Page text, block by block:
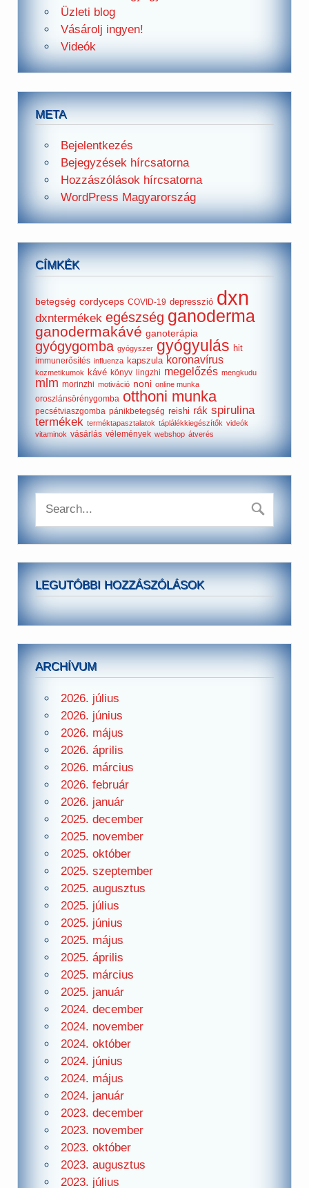
Üzleti blog
Vásárolj ingyen!
Videók
META
Bejelentkezés
Bejegyzések hírcsatorna
Hozzászólások hírcsatorna
WordPress Magyarország
CÍMKÉK
betegség cordyceps COVID-19 depresszió dxn
dxntermékek egészség ganoderma
ganodermakávé ganoterápia
gyógygomba gyógyszer gyógyulás hit
immunerősítés influenza kapszula koronavírus
kozmetikumok kávé könyv lingzhi megelőzés mengkudu
mlm morinzhi motiváció noni online munka
oroszlánsörénygomba otthoni munka
pecsétviaszgomba pánikbetegség reishi rák spirulina
termékek terméktapasztalatok táplálékkiegészítők videók
vitaminok vásárlás vélemények webshop átverés
LEGUTÓBBI HOZZÁSZÓLÁSOK
ARCHÍVUM
2026. július
2026. június
2026. május
2026. április
2026. március
2026. február
2026. január
2025. december
2025. november
2025. október
2025. szeptember
2025. augusztus
2025. július
2025. június
2025. május
2025. április
2025. március
2025. január
2024. december
2024. november
2024. október
2024. június
2024. május
2024. január
2023. december
2023. november
2023. október
2023. augusztus
2023. július